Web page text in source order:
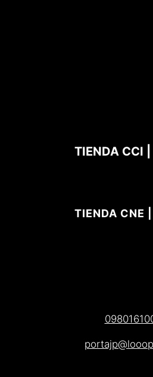
TIENDA CCI
TIENDA CNE